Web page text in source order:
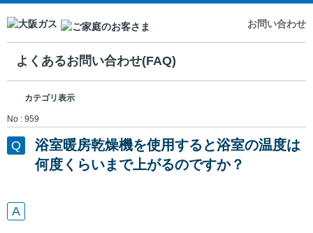
お問い合わせ
よくあるお問い合わせ(FAQ)
カテゴリ表示
No : 959
浴室暖房乾燥機を使用すると浴室の温度は
何度くらいまで上がるのですか？